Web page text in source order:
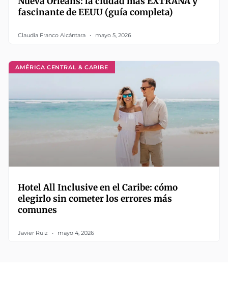
fascinante de EEUU (guía completa)
Claudia Franco Alcántara mayo 5, 2026
AMÉRICA CENTRAL & CARIBE
Hotel All Inclusive en el Caribe: cómo
elegirlo sin cometer los errores más
comunes
Javier Ruiz mayo 4, 2026